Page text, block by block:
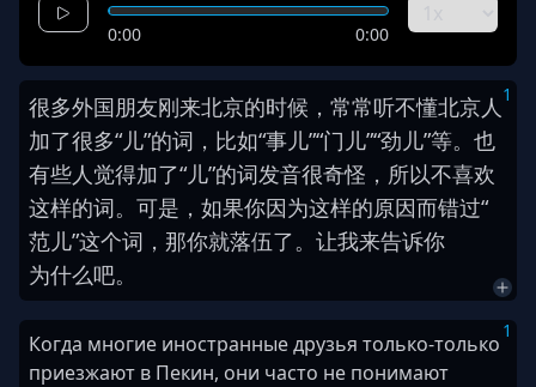
0:00 0:00
1
很多外国朋友刚来北京的时候 ， 常常听不懂北京人
加了很多“儿”的词 ， 比如“事儿”“门儿”“劲儿”等。 也
有些人觉得加了“儿”的词发音很奇怪 ， 所以不喜欢
这样的词。 可是 ， 如果你因为这样的原因而错过“
范儿”这个词 ， 那你就落伍了。 让我来告诉你
为什么吧。
1
Когда многие иностранные друзья только-только
приезжают в Пекин, они часто не понимают